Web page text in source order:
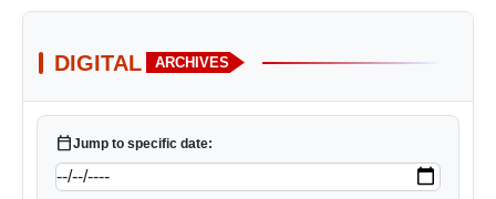
DIGITAL ARCHIVES
calendar_todayJump to specific date: